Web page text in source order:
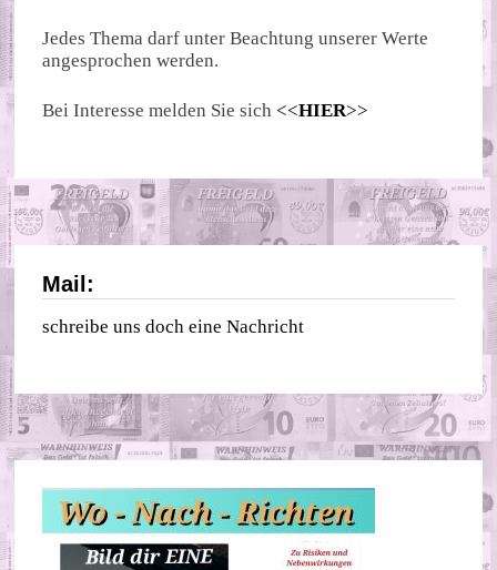
Jedes Thema darf unter Beachtung unserer Werte
angesprochen werden.
Bei Interesse melden Sie sich <<HIER>>
Mail:
schreibe uns doch eine Nachricht